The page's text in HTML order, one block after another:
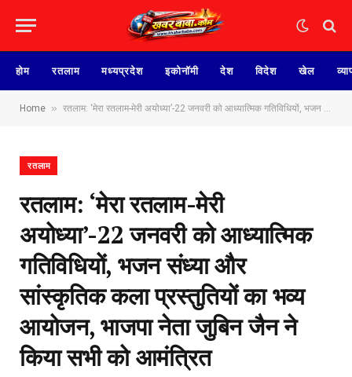
होम रतलाम मध्यप्रदेश इकोनॉमी देश विदेश खेल
Home » रतलाम: ‘मेरा रतलाम-मेरी अयोध्या’-22 जनवरी को आध्यात्मिक गतिविधियों, भजन संध्या और सांस्कृतिक कला प्रस्तुतियों का भव्य आयोजन, भाजपा नेता जुबिन जैन ने किया सभी को आमंत्रित
रतलाम
रतलाम: ‘मेरा रतलाम-मेरी
अयोध्या’-22 जनवरी को आध्यात्मिक
गतिविधियों, भजन संध्या और
सांस्कृतिक कला प्रस्तुतियों का भव्य
आयोजन, भाजपा नेता जुबिन जैन ने
किया सभी को आमंत्रित